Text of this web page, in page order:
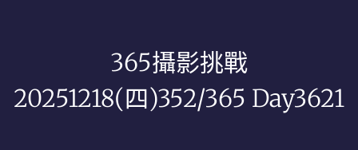
365攝影挑戰
20251218(四)352/365 Day3621